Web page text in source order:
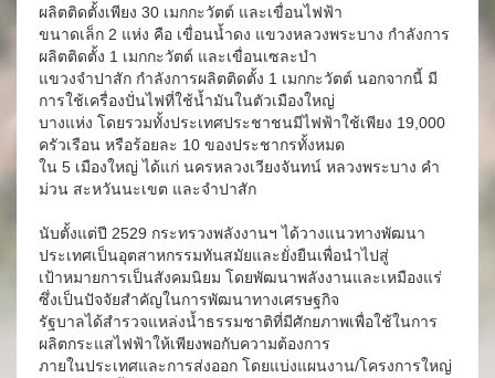
ผลิตติดตั้งเพียง 30 เมกกะวัตต์ และเขื่อนไฟฟ้า
ขนาดเล็ก 2 แห่ง คือ เขื่อนน้ำดง แขวงหลวงพระบาง กำลังการ
ผลิตติดตั้ง 1 เมกกะวัตต์ และเขื่อนเซละบำ
แขวงจำปาสัก กำลังการผลิตติดตั้ง 1 เมกกะวัตต์ นอกจากนี้ มี
การใช้เครื่องปั่นไฟที่ใช้น้ำมันในตัวเมืองใหญ่
บางแห่ง โดยรวมทั้งประเทศประชาชนมีไฟฟ้าใช้เพียง 19,000
ครัวเรือน หรือร้อยละ 10 ของประชากรทั้งหมด
ใน 5 เมืองใหญ่ ได้แก่ นครหลวงเวียงจันทน์ หลวงพระบาง คำ
ม่วน สะหวันนะเขต และจำปาสัก
นับตั้งแต่ปี 2529 กระทรวงพลังงานฯ ได้วางแนวทางพัฒนา
ประเทศเป็นอุตสาหกรรมทันสมัยและยั่งยืนเพื่อนำไปสู่
เป้าหมายการเป็นสังคมนิยม โดยพัฒนาพลังงานและเหมืองแร่
ซึ่งเป็นปัจจัยสำคัญในการพัฒนาทางเศรษฐกิจ
รัฐบาลได้สำรวจแหล่งน้ำธรรมชาติที่มีศักยภาพเพื่อใช้ในการ
ผลิตกระแสไฟฟ้าให้เพียงพอกับความต้องการ
ภายในประเทศและการส่งออก โดยแบ่งแผนงาน/โครงการใหญ่